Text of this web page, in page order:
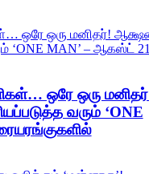
ஒரே ஒரு
வரும் ‘ONE